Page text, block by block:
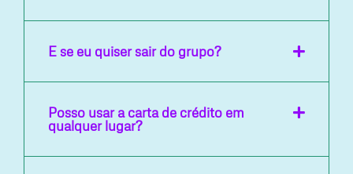
E se eu quiser sair do grupo?
Posso usar a carta de crédito em
qualquer lugar?